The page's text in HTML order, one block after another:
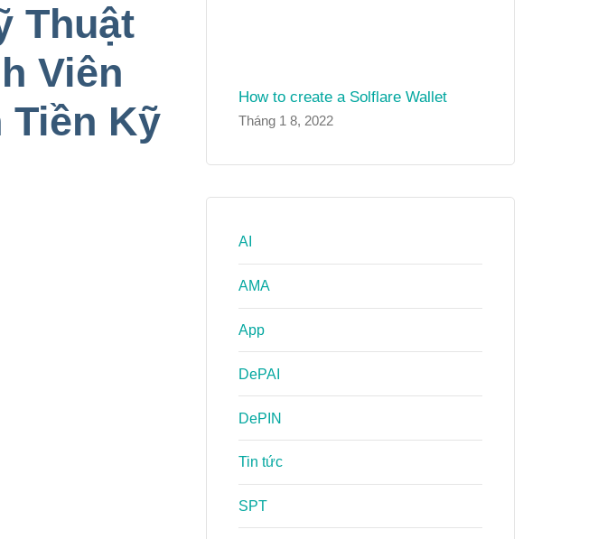
Thuật
Viên
Tiền Kỹ
How to create a Solflare Wallet
Tháng 1 8, 2022
AI
AMA
App
DePAI
DePIN
Tin tức
SPT